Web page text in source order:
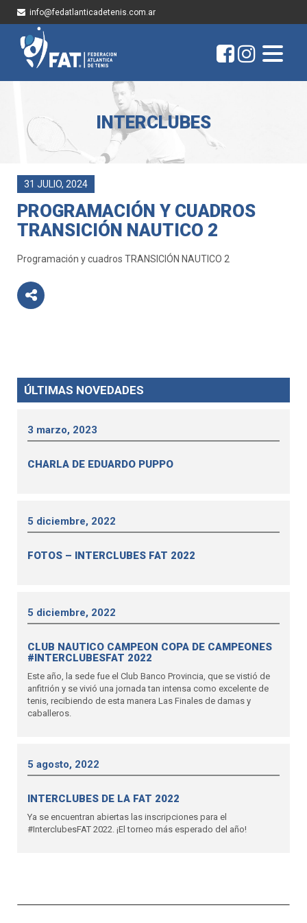
info@fedatlanticadetenis.com.ar
INTERCLUBES
31 JULIO, 2024
PROGRAMACIÓN Y CUADROS
TRANSICIÓN NAUTICO 2
Programación y cuadros TRANSICIÓN NAUTICO 2
ÚLTIMAS NOVEDADES
3 marzo, 2023
CHARLA DE EDUARDO PUPPO
5 diciembre, 2022
FOTOS – INTERCLUBES FAT 2022
5 diciembre, 2022
CLUB NAUTICO CAMPEON COPA DE CAMPEONES
#INTERCLUBESFAT 2022
Este año, la sede fue el Club Banco Provincia, que se vistió de
anfitrión y se vivió una jornada tan intensa como excelente de
tenis, recibiendo de esta manera Las Finales de damas y
caballeros.
5 agosto, 2022
INTERCLUBES DE LA FAT 2022
Ya se encuentran abiertas las inscripciones para el
#InterclubesFAT 2022. ¡El torneo más esperado del año!